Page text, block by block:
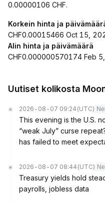
0.00000106 CHF.
Korkein hinta ja
CHF0.00015466 Oct 15,
Alin hinta ja päivämäärä
CHF0.000000570174 Feb
Uutiset kolikosta
2026-08-07 09:24 (UTC)
This evening is the U.S.
“weak July” curse
has failed to meet
2026-08-07 08:44 (UTC)
Treasury yields hold
payrolls, jobless data